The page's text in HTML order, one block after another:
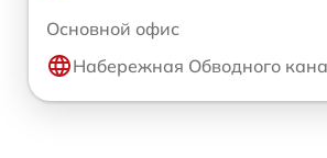
Основной офис
Набережная Обводного